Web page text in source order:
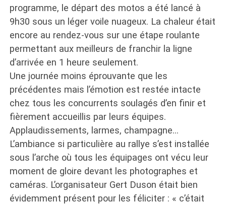
programme, le départ des motos a été lancé à
9h30 sous un léger voile nuageux. La chaleur était
encore au rendez-vous sur une étape roulante
permettant aux meilleurs de franchir la ligne
d’arrivée en 1 heure seulement.
Une journée moins éprouvante que les
précédentes mais l’émotion est restée intacte
chez tous les concurrents soulagés d’en finir et
fièrement accueillis par leurs équipes.
Applaudissements, larmes, champagne…
L’ambiance si particulière au rallye s’est installée
sous l’arche où tous les équipages ont vécu leur
moment de gloire devant les photographes et
caméras. L’organisateur Gert Duson était bien
évidemment présent pour les féliciter : « c’était